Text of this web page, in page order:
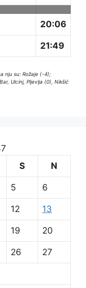
20:06
21:49
nju su: Rožaje (-4);
Ulcinj, Pljevlja (0), Nikšić
S N
5 6
12 13
19 20
26 27